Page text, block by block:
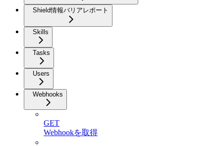
Shield情報バリアレポート
Skills
Tasks
Users
Webhooks
GET
Webhookを取得